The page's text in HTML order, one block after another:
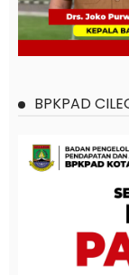
BPKPAD